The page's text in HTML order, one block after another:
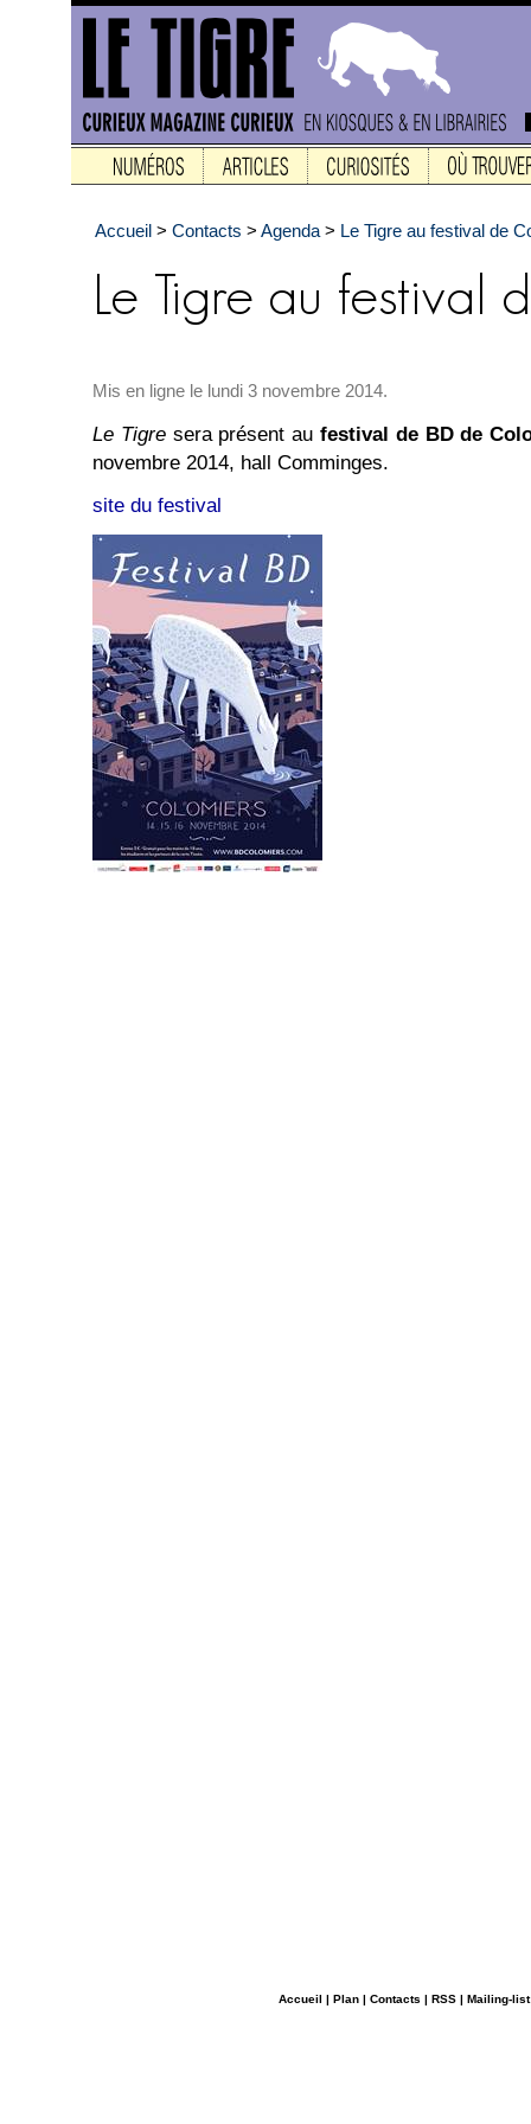
Accueil > Contacts > Agenda > Le Tigre au festival de
Mis en ligne le lundi 3 novembre 2014.
Le Tigresera présent au festival de BD de
novembre 2014, hall Comminges.
site du festival
Accueil | Plan | Contacts | RSS | Mailing-list